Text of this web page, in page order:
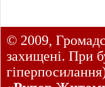
© 2009,
захищені. При